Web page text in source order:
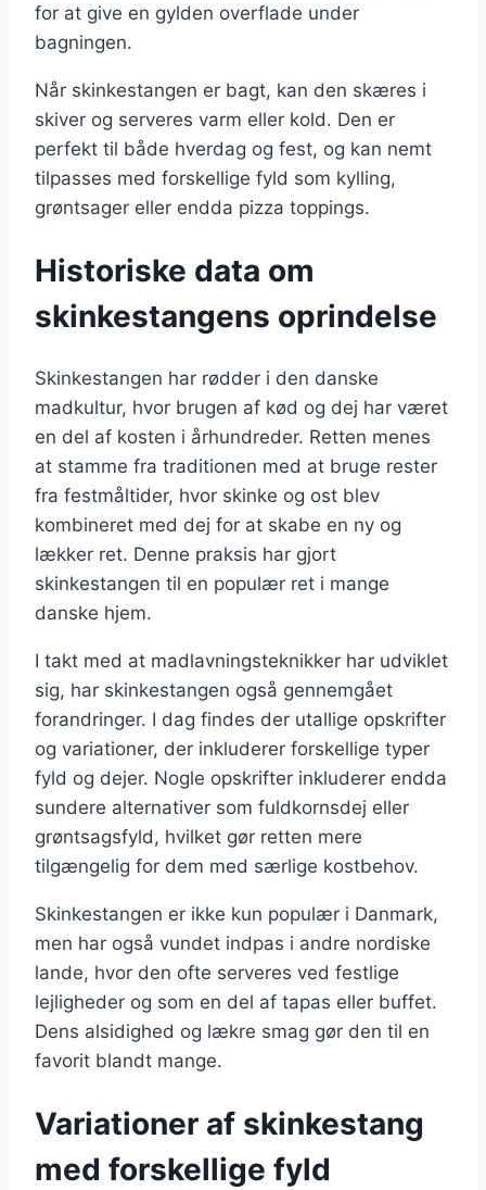
for at give en gylden overflade under
bagningen.
Når skinkestangen er bagt, kan den skæres i
skiver og serveres varm eller kold. Den er
perfekt til både hverdag og fest, og kan nemt
tilpasses med forskellige fyld som kylling,
grøntsager eller endda pizza toppings.
Historiske data om
skinkestangens oprindelse
Skinkestangen har rødder i den danske
madkultur, hvor brugen af kød og dej har været
en del af kosten i århundreder. Retten menes
at stamme fra traditionen med at bruge rester
fra festmåltider, hvor skinke og ost blev
kombineret med dej for at skabe en ny og
lækker ret. Denne praksis har gjort
skinkestangen til en populær ret i mange
danske hjem.
I takt med at madlavningsteknikker har udviklet
sig, har skinkestangen også gennemgået
forandringer. I dag findes der utallige opskrifter
og variationer, der inkluderer forskellige typer
fyld og dejer. Nogle opskrifter inkluderer endda
sundere alternativer som fuldkornsdej eller
grøntsagsfyld, hvilket gør retten mere
tilgængelig for dem med særlige kostbehov.
Skinkestangen er ikke kun populær i Danmark,
men har også vundet indpas i andre nordiske
lande, hvor den ofte serveres ved festlige
lejligheder og som en del af tapas eller buffet.
Dens alsidighed og lækre smag gør den til en
favorit blandt mange.
Variationer af skinkestang
med forskellige fyld